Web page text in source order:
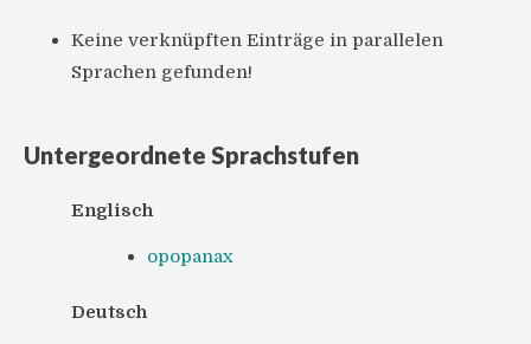
Keine verknüpften Einträge in parallelen
Sprachen gefunden!
Untergeordnete Sprachstufen
Englisch
opopanax
Deutsch